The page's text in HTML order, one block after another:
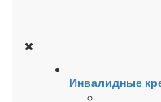
Инвалидные